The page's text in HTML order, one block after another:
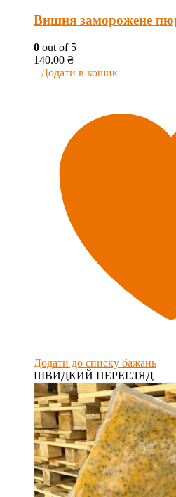
Вишня заморожене
0 out of 5
140.00 ₴
Додати в кошик
Додати до списку бажань
ШВИДКИЙ ПЕРЕГЛЯД